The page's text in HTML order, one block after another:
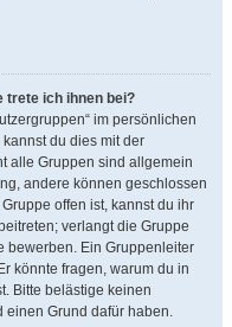
trete ich ihnen bei?
im persönlichen
du dies mit der
alle Gruppen sind allgemein
andere können geschlossen
offen ist, kannst du ihr
verlangt die Gruppe
bewerben. Ein Gruppenleiter
könnte fragen, warum du in
Bitte belästige keinen
einen Grund dafür haben.